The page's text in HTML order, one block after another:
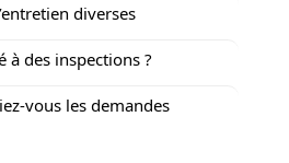
diverses
à des inspections ?
vous les demandes